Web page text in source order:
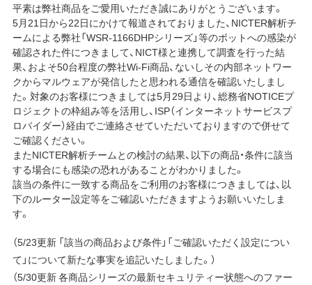
平素は弊社商品をご愛用いただき誠にありがとうございます。
5月21日から22日にかけて報道されておりました、NICTER解析チ
ームによる弊社「WSR-1166DHPシリーズ」等のボットへの感染が
確認された件につきまして、NICT様と連携して調査を行った結
果、およそ50台程度の弊社Wi-Fi商品、ないしその内部ネットワー
クからマルウェアが発信したと思われる通信を確認いたしまし
た。対象のお客様につきましては5月29日より、総務省NOTICEプ
ロジェクトの枠組み等を活用し、ISP（インターネットサービスプ
ロバイダー）経由でご連絡させていただいておりますので併せて
ご確認ください。
またNICTER解析チームとの検討の結果、以下の商品・条件に該当
する場合にも感染の恐れがあることがわかりました。
該当の条件に一致する商品をご利用のお客様につきましては、以
下のルーター設定等をご確認いただきますようお願いいたしま
す。
（5/23更新 「該当の商品および条件」「ご確認いただく設定につい
て」について新たな事実を追記いたしました。）
（5/30更新 各商品シリーズの最新セキュリティー状態へのファー